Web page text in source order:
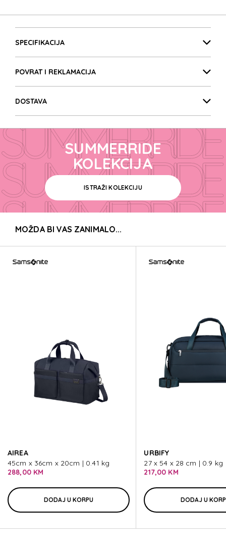
SPECIFIKACIJA
POVRAT I REKLAMACIJA
DOSTAVA
SUMMERRIDE
SUMMERRIDE
SUMMERRIDE
SUMMERRIDE
SUMMERRIDE
SUMMERRIDE
SUMMERRIDE
SUMMERRIDE
SUMMERRIDE
SUMMERRIDE
SUMMERRIDE
SUMMERRIDE
SUMMERRIDE
KOLEKCIJA
ISTRAŽI KOLEKCIJU
MOŽDA BI VAS ZANIMALO...
AIREA
45cm x 36cm x 20cm | 0.41 kg
288,00 KM
DODAJ U KORPU
URBIFY
27 x 54 x 28 cm | 0.9 kg
217,00 KM
DODAJ U